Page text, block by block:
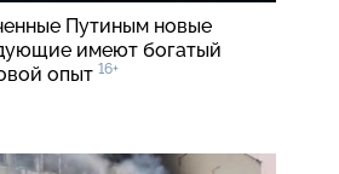
Путиным новые
имеют богатый
опыт 16+